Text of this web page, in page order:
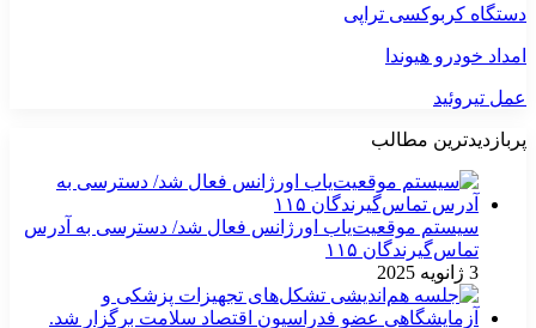
دستگاه کربوکسی تراپی
امداد خودرو هیوندا
عمل تیروئید
پربازدیدترین مطالب
سیستم موقعیت‌یاب اورژانس فعال شد/ دسترسی به آدرس
تماس‌گیرندگان ۱۱۵
3 ژانویه 2025